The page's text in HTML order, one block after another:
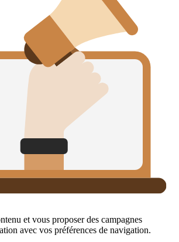
et vous proposer des campagnes
avec vos préférences de navigation.